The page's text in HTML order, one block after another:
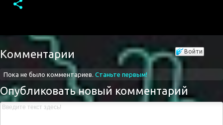
Войти
Комментарии
Пока не было комментариев. Станьте первым!
Опубликовать новый комментарий